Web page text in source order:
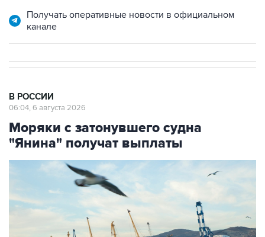
Получать оперативные новости в официальном
канале
В РОССИИ
06:04, 6 августа 2026
Моряки с затонувшего судна
"Янина" получат выплаты